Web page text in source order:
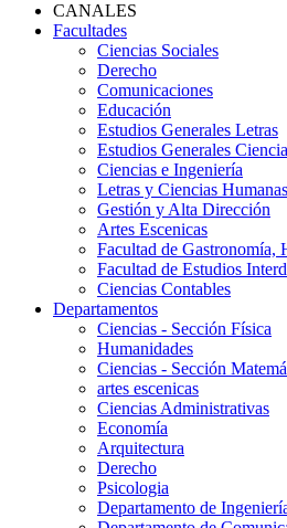
CANALES
Facultades
Ciencias Sociales
Derecho
Comunicaciones
Educación
Estudios Generales Letras
Estudios Generales
Ciencias e Ingeniería
Letras y Ciencias Humanas
Gestión y Alta Dirección
Artes Escenicas
Facultad de Gastronomía,
Facultad de Estudios
Ciencias Contables
Departamentos
Ciencias - Sección Física
Humanidades
Ciencias - Sección
artes escenicas
Ciencias Administrativas
Economía
Arquitectura
Derecho
Psicologia
Departamento de